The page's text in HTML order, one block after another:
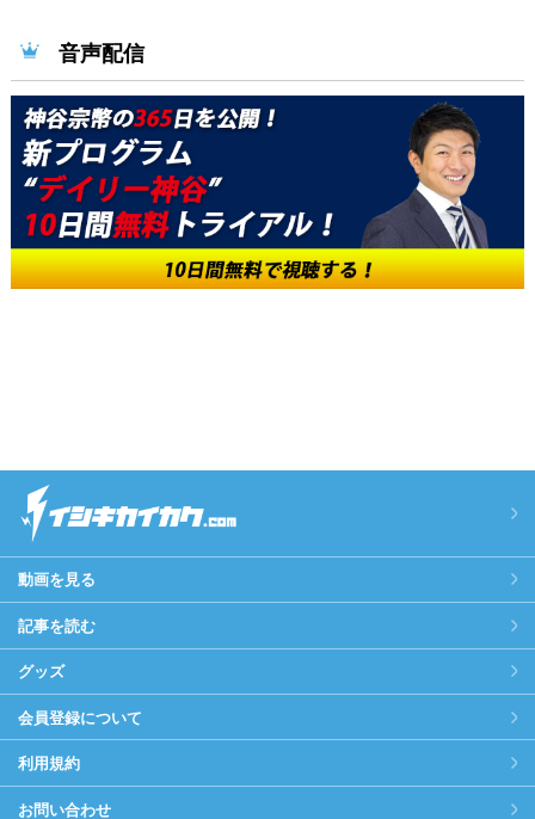
音声配信
動画を見る
記事を読む
グッズ
会員登録について
利用規約
お問い合わせ